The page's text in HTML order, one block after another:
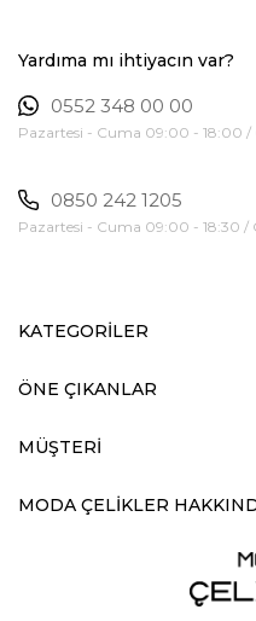
Yardıma mı ihtiyacın var?
0552 348 00 00
Pazartesi - Cuma 09:00 - 18:00 /
0850 242 1205
Pazartesi - Cuma 09:00 - 18:30 /
KATEGORİLER
ÖNE ÇIKANLAR
MÜŞTERİ
MODA ÇELİKLER